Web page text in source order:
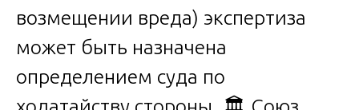
возмещении вреда) экспертиза
может быть назначена
определением суда по